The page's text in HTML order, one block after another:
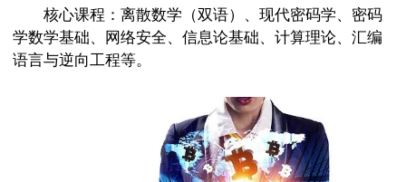
核心课程：离散数学（双语）、现代密码学、密码
学数学基础、网络安全、信息论基础、计算理论、汇编
语言与逆向工程等。